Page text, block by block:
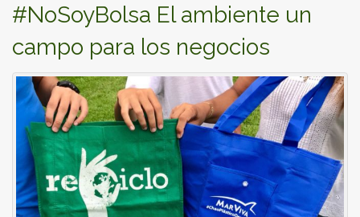
#NoSoyBolsa El ambiente un
campo para los negocios